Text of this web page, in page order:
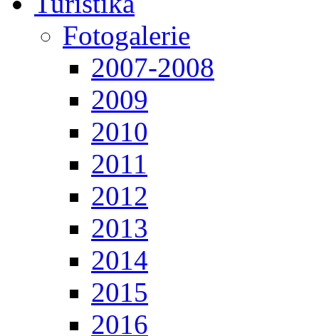
Fotogalerie
2007-2008
2009
2010
2011
2012
2013
2014
2015
2016